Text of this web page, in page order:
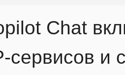
Chat
сервисов и